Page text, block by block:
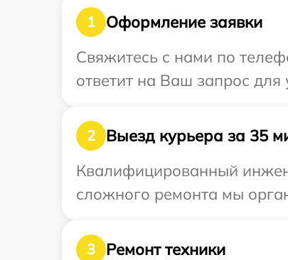
1
Оформление заявки
Свяжитесь с нами по
ответит на Ваш запрос для
2
Выезд курьера за 35
Квалифицированный
сложного ремонта мы
3
Ремонт техники